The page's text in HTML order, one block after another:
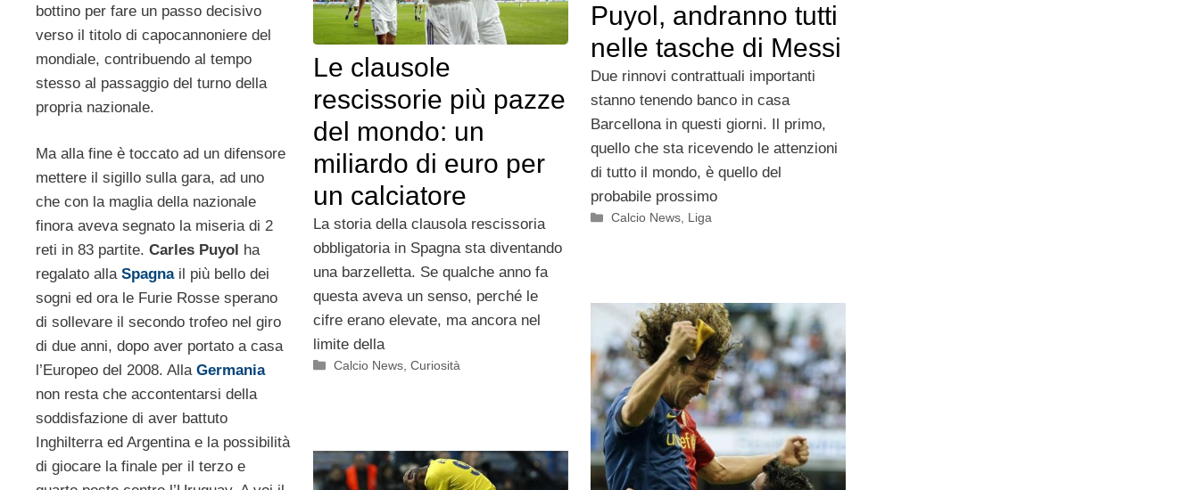
bottino per fare un passo decisivo
verso il titolo di capocannoniere del
mondiale, contribuendo al tempo
stesso al passaggio del turno della
propria nazionale.
Ma alla fine è toccato ad un difensore
mettere il sigillo sulla gara, ad uno
che con la maglia della nazionale
finora aveva segnato la miseria di 2
reti in 83 partite. Carles Puyol
ha
regalato alla Spagnail più bello dei
sogni ed ora le Furie Rosse sperano
di sollevare il secondo trofeo nel giro
di due anni, dopo aver portato a casa
l’Europeo del 2008. Alla Germania
non resta che accontentarsi della
soddisfazione di aver battuto
Inghilterra ed Argentina e la possibilità
di giocare la finale per il terzo e
Puyol, andranno tutti
nelle tasche di Messi
Due rinnovi contrattuali importanti
stanno tenendo banco in casa
Barcellona in questi giorni. Il primo,
quello che sta ricevendo le attenzioni
di tutto il mondo, è quello del
probabile prossimo
Categorie
Calcio News, Liga
Le clausole
rescissorie più pazze
del mondo: un
miliardo di euro per
un calciatore
La storia della clausola rescissoria
obbligatoria in Spagna sta diventando
una barzelletta. Se qualche anno fa
questa aveva un senso, perché le
cifre erano elevate, ma ancora nel
limite della
Categorie
Calcio News ,Curiosità